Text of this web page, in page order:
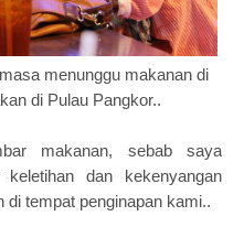
menunggu makanan di
di Pulau Pangkor..
makanan, sebab saya
dan kekenyangan
tempat penginapan kami..